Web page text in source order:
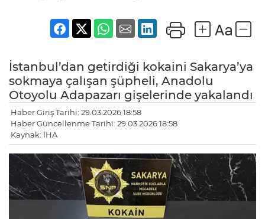
İstanbul’dan getirdiği kokaini Sakarya’ya
sokmaya çalışan şüpheli, Anadolu
Otoyolu Adapazarı gişelerinde yakalandı
Haber Giriş Tarihi: 29.03.2026 18:58
Haber Güncellenme Tarihi: 29.03.2026 18:58
Kaynak: İHA